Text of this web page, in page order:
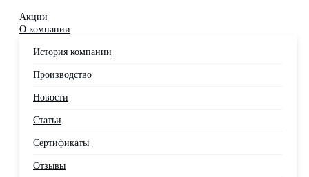
Акции
О компании
История компании
Производство
Новости
Статьи
Сертификаты
Отзывы